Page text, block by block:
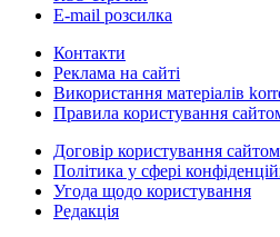
E-mail розсилка
Контакти
Реклама на сайті
Використання матеріалів
Правила користування
Договір користування сайтом
Політика у сфері
Угода щодо користування
Редакція